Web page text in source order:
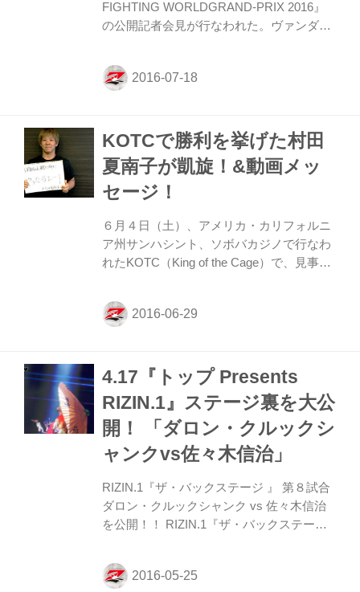
FIGHTING WORLDGRAND-PRIX 2016』
の公開記者会見が行なわれた。ヴァンダレ
之、バルトら無差別級トーナメント参戦者
と、ワンマッチでの参戦の所英男、才賀紀
ワンマッチでは、アンディ・サワー vs ダ
ロン・クルックシャック、クロン・グレイ
シー vs 所英男、才賀紀左衛門 vs 山本アー
セン。無差別級トーナメントでは、藤田和
見のアーカイブ動画を公開する！ この動画
で、つ...
KOTCで勝利を挙げた村田
夏南子が凱旋！&動画メッ
セージ！
６月４日（土）、アメリカ・カリフォルニ
ア州サンハシント、ソボバカジノで行なわ
れたKOTC（King of the Cage）で、見事勝
た。試合中、対戦相手の蹴り上げによって
負傷していた右目の腫れも引き、元気な姿
ついて語ってくれた。
4.17『トップ Presents
RIZIN.1』ステージ裏を大公
開！ 「ダロン・クルックシ
ャンクvs佐々木信治」
R­IZIN.1『ザ・バックステージ 』 第８試合
ダロン・クルックシャンク vs 佐々木信治
を公開！！ RIZIN.1『ザ・バックステージ
Presents RIZIN.1』、MMAスペシャルワン
マッチで行なわれた第８試合は、RIZINの